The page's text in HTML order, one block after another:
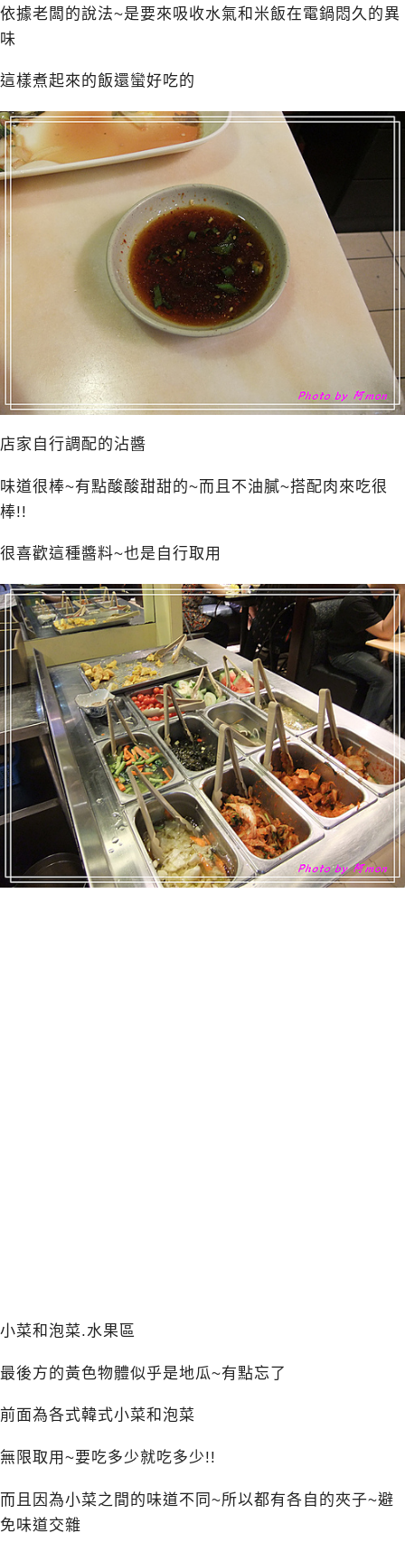
依據老闆的說法~是要來吸收水氣和米飯在電鍋悶久的異
味
這樣煮起來的飯還蠻好吃的
店家自行調配的沾醬
味道很棒~有點酸酸甜甜的~而且不油膩~搭配肉來吃很
棒!!
很喜歡這種醬料~也是自行取用
小菜和泡菜.水果區
最後方的黃色物體似乎是地瓜~有點忘了
前面為各式韓式小菜和泡菜
無限取用~要吃多少就吃多少!!
而且因為小菜之間的味道不同~所以都有各自的夾子~避
免味道交雜